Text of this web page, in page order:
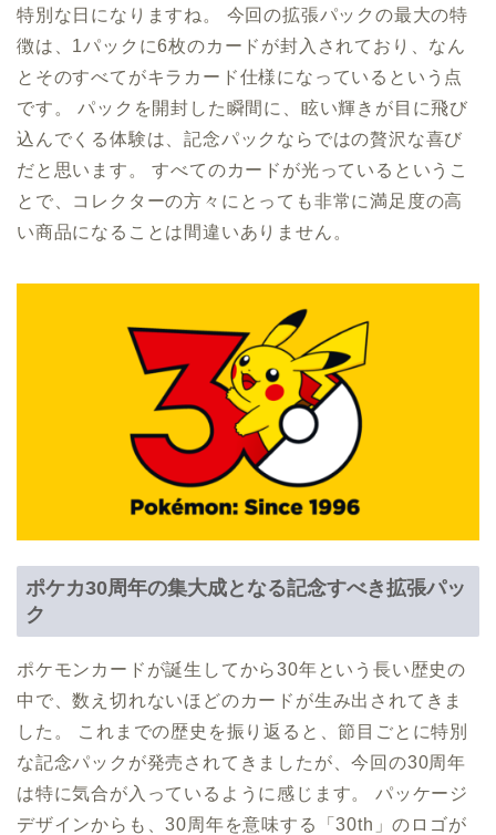
特別な日になりますね。 今回の拡張パックの最大の特
徴は、1パックに6枚のカードが封入されており、なん
とそのすべてがキラカード仕様になっているという点
です。 パックを開封した瞬間に、眩い輝きが目に飛び
込んでくる体験は、記念パックならではの贅沢な喜び
だと思います。 すべてのカードが光っているというこ
とで、コレクターの方々にとっても非常に満足度の高
い商品になることは間違いありません。
ポケカ30周年の集大成となる記念すべき拡張パッ
ク
ポケモンカードが誕生してから30年という長い歴史の
中で、数え切れないほどのカードが生み出されてきま
した。 これまでの歴史を振り返ると、節目ごとに特別
な記念パックが発売されてきましたが、今回の30周年
は特に気合が入っているように感じます。 パッケージ
デザインからも、30周年を意味する「30th」のロゴが